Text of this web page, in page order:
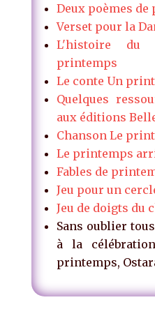
Deux poèmes
Verset pour la
L'histoire
printemps
Le conte Un
Quelques
aux éditions
Chanson Le
Le printemps
Fables de
Jeu pour un
Jeu de doigts du
Sans oublier
à la
printemps,